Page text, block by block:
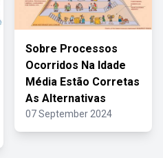
Sobre Processos
Ocorridos Na Idade
Média Estão Corretas
As Alternativas
07 September 2024